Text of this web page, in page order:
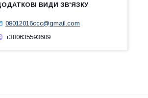
08012016ccc@gmail.com
+380635593609